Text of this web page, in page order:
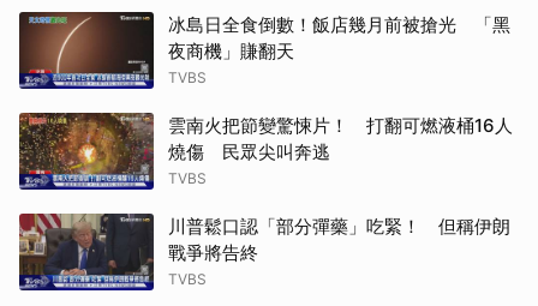
冰島日全食倒數！飯店幾月前被搶光 「黑
夜商機」賺翻天
TVBS
雲南火把節變驚悚片！ 打翻可燃液桶16人
燒傷 民眾尖叫奔逃
TVBS
川普鬆口認「部分彈藥」吃緊！ 但稱伊朗
戰爭將告終
TVBS